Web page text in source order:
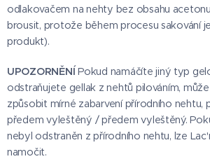
odlakovačem na nehty bez obsahu
brousit, protože během procesu sakování
produkt).
UPOZORNĚNÍ Pokud namáčíte jiný typ
odstraňujete gellak z nehtů pilováním,
způsobit mírné zabarvení přírodního
předem vyleštěný / předem vyleštěný.
nebyl odstraněn z přírodního nehtu, lze
namočit.